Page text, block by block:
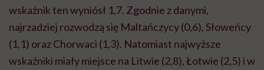
wskaźnik ten wyniósł 1,7. Zgodnie z danymi,
najrzadziej rozwodzą się Maltańczycy (0,6), Słoweńcy
(1,1) oraz Chorwaci (1,3). Natomiast najwyższe
wskaźniki miały miejsce na Litwie (2,8), Łotwie (2,5) i w